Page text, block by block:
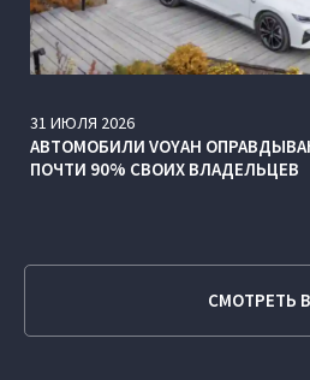
31 ИЮЛЯ 2026
АВТОМОБИЛИ VOYAH
ПОЧТИ 90% СВОИХ ВЛАДЕЛЬЦЕВ
СМОТРЕТЬ